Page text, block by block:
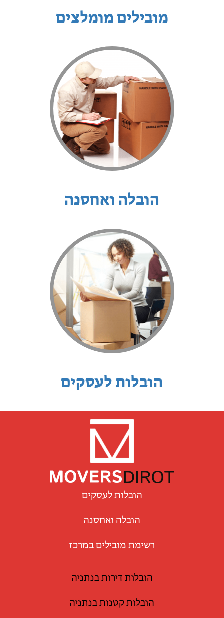
מובילים מומלצים
הובלה ואחסנה
הובלות לעסקים
הובלות לעסקים
הובלה ואחסנה
רשימת מובילים במרכז
הובלות דירות בנתניה
הובלות קטנות בנתניה